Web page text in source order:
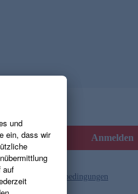
Anmelden
und die Gutscheinbedingungen